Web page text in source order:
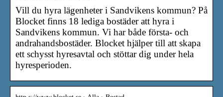
Vill du hyra lägenheter i Sandvikens kommun? På
Blocket finns 18 lediga bostäder att hyra i
Sandvikens kommun. Vi har både första- och
andrahandsbostäder. Blocket hjälper till att skapa
ett schysst hyresavtal och stöttar dig under hela
hyresperioden.